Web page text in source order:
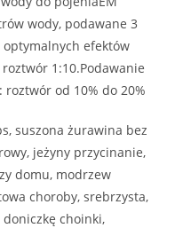
wody, podawane 3
efektów
1:10.Podawanie
od 10% do 20%
suszona żurawina bez
jeżyny przycinanie,
domu, modrzew
choroby, srebrzysta,
doniczkę choinki,